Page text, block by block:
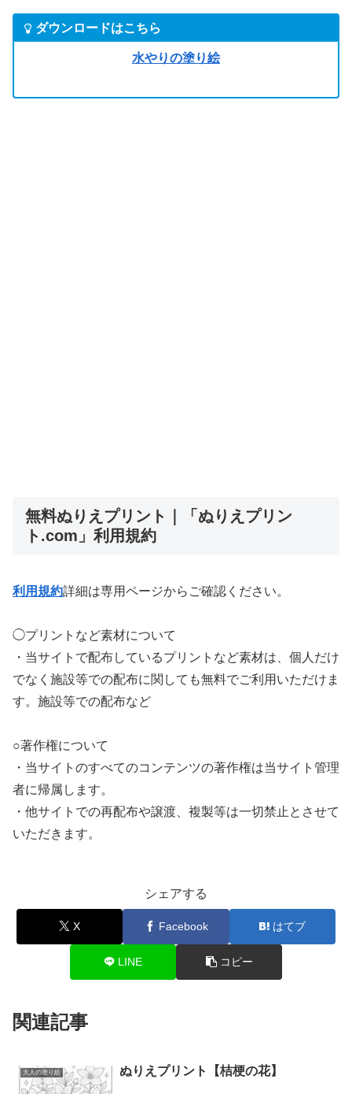
ダウンロードはこちら
水やりの塗り絵
無料ぬりえプリント｜「ぬりえプリン
ト.com」利用規約
利用規約詳細は専用ページからご確認ください。
◯プリントなど素材について
・当サイトで配布しているプリントなど素材は、個人だけ
でなく施設等での配布に関しても無料でご利用いただけま
す。施設等での配布など
○著作権について
・当サイトのすべてのコンテンツの著作権は当サイト管理
者に帰属します。
・他サイトでの再配布や譲渡、複製等は一切禁止とさせて
いただきます。
シェアする
X Facebook はてブ
LINE コピー
関連記事
大人の塗り絵 ぬりえプリント【桔梗の花】